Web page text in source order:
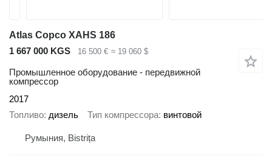
Atlas Copco XAHS 186
1 667 000 KGS
16 500 € ≈ 19 060 $
Промышленное оборудование - передвижной
компрессор
2017
Топливо дизель Тип компрессора винтовой
Румыния, Bistrița